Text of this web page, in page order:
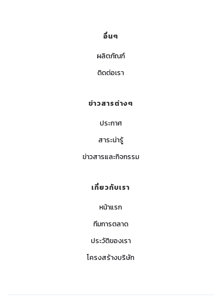
อื่นๆ
ผลิตภัณฑ์
ติดต่อเรา
ข่าวสารต่างๆ
ประกาศ
สาระน่ารู้
ข่าวสารและกิจกรรม
เกี่ยวกับเรา
หน้าแรก
ทีมการตลาด
ประวัติของเรา
โครงสร้างบริษัท